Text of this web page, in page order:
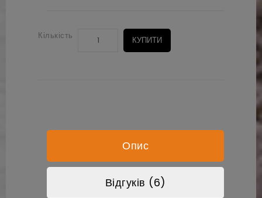
Кількість КУПИТИ
Опис
Відгуків (6)